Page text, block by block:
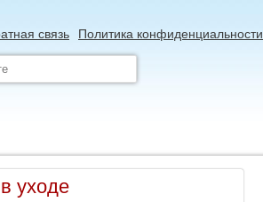
связь Политика конфиденциальности
уходе